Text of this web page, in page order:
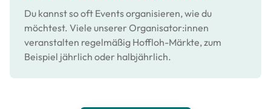
Du kannst so oft Events organisieren, wie du
möchtest. Viele unserer Organisator:innen
veranstalten regelmäßig Hoffloh-Märkte, zum
Beispiel jährlich oder halbjährlich.